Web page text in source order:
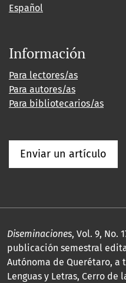
Español
Información
Para lectores/as
Para autores/as
Para bibliotecarios/as
Enviar un artículo
Diseminaciones, Vol. 9, No.
publicación semestral
Autónoma de Querétaro, a
Lenguas y Letras, Cerro de